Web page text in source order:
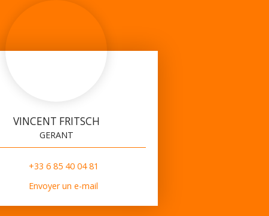
VINCENT FRITSCH
GERANT
+33 6 85 40 04 81
Envoyer un e-mail